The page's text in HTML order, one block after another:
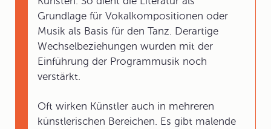
Grundlage für Vokalkompositionen oder
Musik als Basis für den Tanz. Derartige
Wechselbeziehungen wurden mit der
Einführung der Programmusik noch
verstärkt.
Oft wirken Künstler auch in mehreren
künstlerischen Bereichen. Es gibt malende